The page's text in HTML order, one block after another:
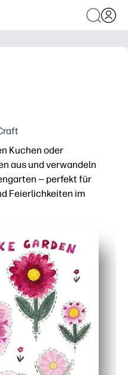
Kuchen oder
aus und verwandeln
— perfekt für
Feierlichkeiten im
drucken,
— schnelles Schneiden
Sie Topper und
für einen fototauglichen